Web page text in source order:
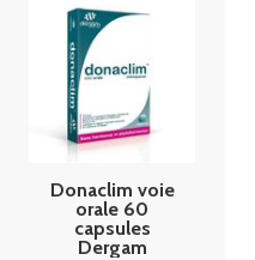
Donaclim voie
orale 60
capsules
Dergam